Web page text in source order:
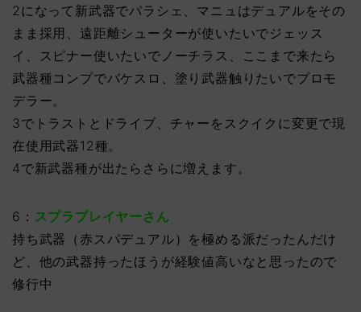
2になって新武器でパラシェ、マニュはデュアルをその
まま採用、遠距離シューターが使いたいでジェッス
イ、スピナー使いたいでノーチラス、ここまで来たら
武器種コンプでバケスロ、塗り武器触りたいでプロモ
デラー。
3でトラストとドライブ、チャーをスクイクに変更で現
在使用武器12種。
4で新武器種が出たらさらに増えます。
6： スプラプレイヤーさん
持ち武器（赤スパデュアル）を極める派だったんだけ
ど、他の武器持ったほうが経験値高いなと思ったので
修行中